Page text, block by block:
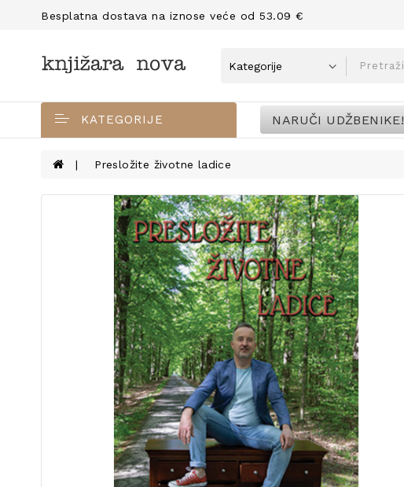
Besplatna dostava na iznose veće od 53.09 €
KATEGORIJE NARUČI UDŽBENIKE!
Presložite životne ladice